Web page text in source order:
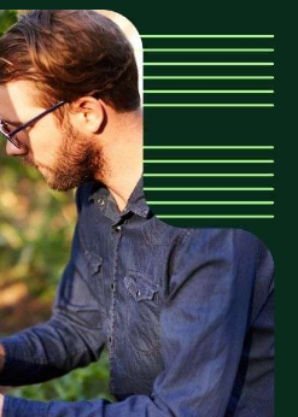
Autoclave é tudo
EUCATRATUS?
madeira para quais
com peças roliças